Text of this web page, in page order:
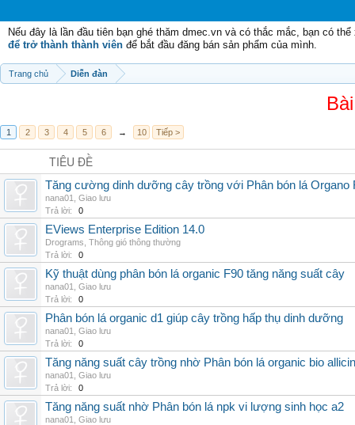
Nếu đây là lần đầu tiên bạn ghé thăm dmec.vn và có thắc mắc, bạn có
để trở thành thành viên để bắt đầu đăng bán sản phẩm của mình.
Trang chủ Diễn đàn
1 2 3 4 5 6 → 10 Tiếp >
TIÊU ĐỀ
Tăng cường dinh dưỡng cây trồng với Phân bón lá Organo
nana01
Giao lưu
Trả lời:
0
EViews Enterprise Edition 14.0
Drograms Thông gió thông thường
Trả lời:
0
Kỹ thuật dùng phân bón lá organic F90 tăng năng suất cây
nana01
Giao lưu
Trả lời:
0
Phân bón lá organic d1 giúp cây trồng hấp thụ dinh dưỡng
nana01
Giao lưu
Trả lời:
0
Tăng năng suất cây trồng nhờ Phân bón lá organic bio allicin
nana01
Giao lưu
Trả lời:
0
Tăng năng suất nhờ Phân bón lá npk vi lượng sinh học a2
nana01
Giao lưu